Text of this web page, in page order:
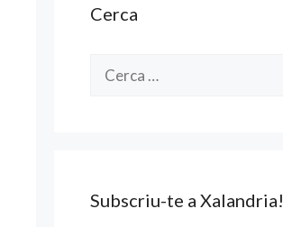
Cerca
Subscriu-te a Xalandria!